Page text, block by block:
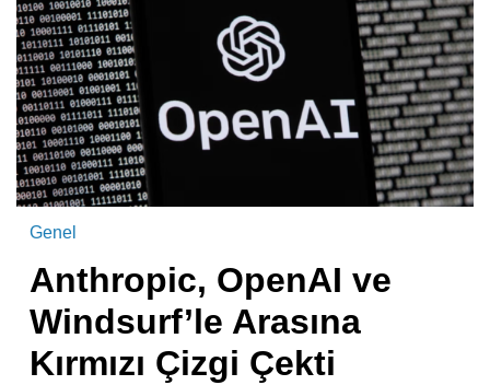
Genel
Anthropic, OpenAI ve
Windsurf’le Arasına
Kırmızı Çizgi Çekti